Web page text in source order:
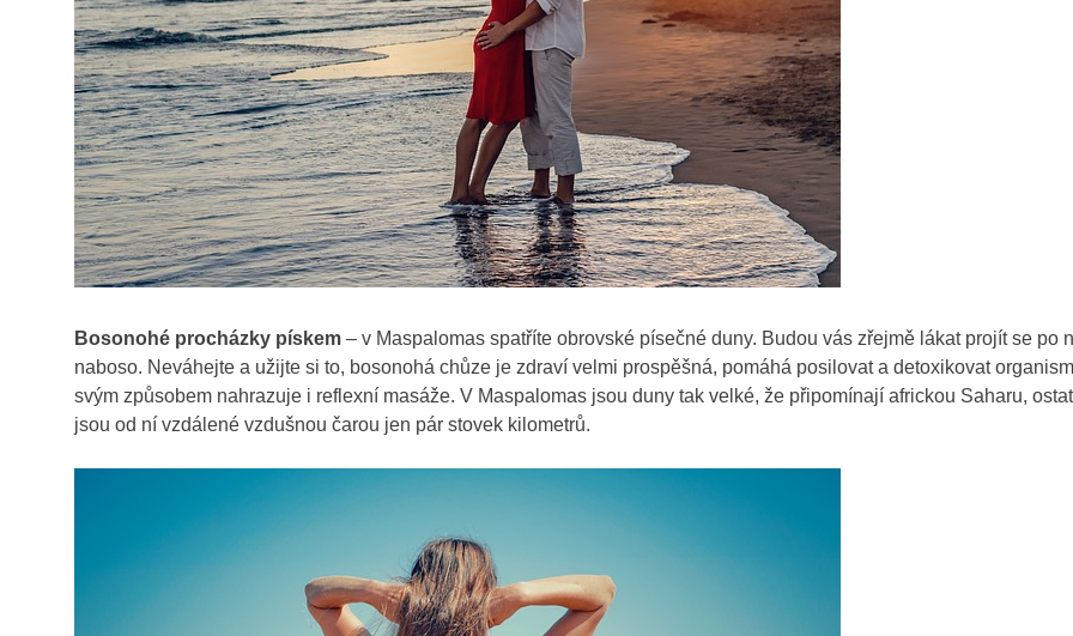
Bosonohé procházky pískem – v Maspalomas spatříte obrovské písečné duny. Budou vás zřejmě lákat projít se po
naboso. Neváhejte a užijte si to, bosonohá chůze je zdraví velmi prospěšná, pomáhá posilovat a detoxikovat
svým způsobem nahrazuje i reflexní masáže. V Maspalomas jsou duny tak velké, že připomínají africkou Saharu,
jsou od ní vzdálené vzdušnou čarou jen pár stovek kilometrů.